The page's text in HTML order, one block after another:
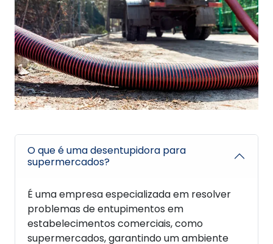
O que é uma desentupidora para
supermercados?
É uma empresa especializada em resolver
problemas de entupimentos em
estabelecimentos comerciais, como
supermercados, garantindo um ambiente